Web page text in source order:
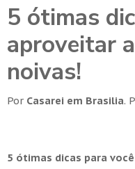
5 ótimas
aproveitar
noivas!
Por Casarei em Brasilia.
5 ótimas dicas para